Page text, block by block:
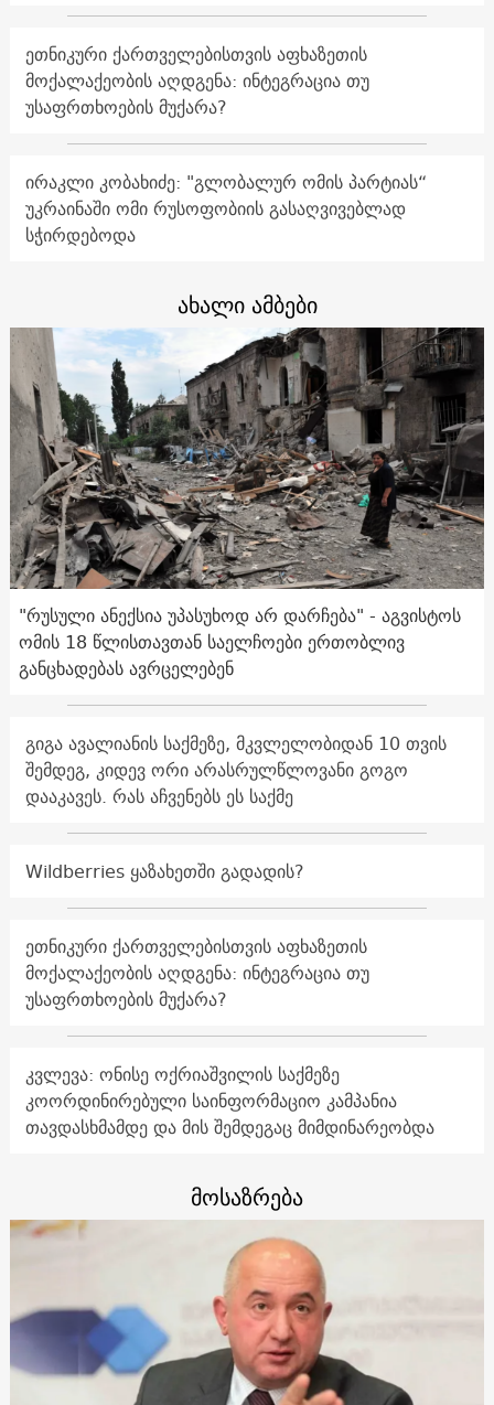
ეთნიკური ქართველებისთვის აფხაზეთის
მოქალაქეობის აღდგენა: ინტეგრაცია თუ
უსაფრთხოების მუქარა?
ირაკლი კობახიძე: "გლობალურ ომის პარტიას“
უკრაინაში ომი რუსოფობიის გასაღვივებლად
სჭირდებოდა
ახალი ამბები
"რუსული ანექსია უპასუხოდ არ დარჩება" - აგვისტოს
ომის 18 წლისთავთან საელჩოები ერთობლივ
განცხადებას ავრცელებენ
გიგა ავალიანის საქმეზე, მკვლელობიდან 10 თვის
შემდეგ, კიდევ ორი არასრულწლოვანი გოგო
დააკავეს. რას აჩვენებს ეს საქმე
Wildberries ყაზახეთში გადადის?
ეთნიკური ქართველებისთვის აფხაზეთის
მოქალაქეობის აღდგენა: ინტეგრაცია თუ
უსაფრთხოების მუქარა?
კვლევა: ონისე ოქრიაშვილის საქმეზე
კოორდინირებული საინფორმაციო კამპანია
თავდასხმამდე და მის შემდეგაც მიმდინარეობდა
მოსაზრება